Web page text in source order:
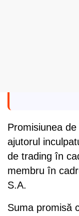
Promisiunea
ajutorul
de trading în
membru în
S.A.
Suma promisă